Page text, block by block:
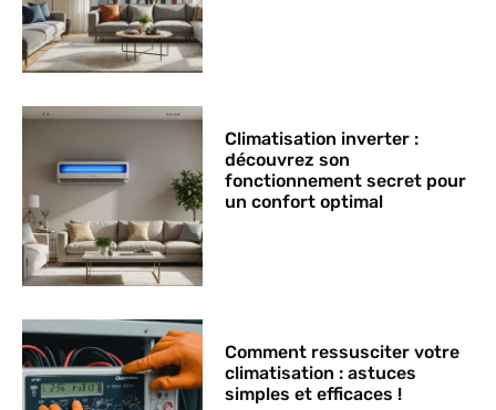
Climatisation inverter :
découvrez son
fonctionnement secret pour
un confort optimal
Comment ressusciter votre
climatisation : astuces
simples et efficaces !